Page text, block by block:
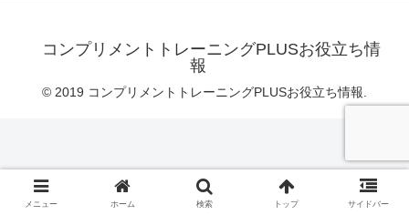
コンプリメントトレーニングPLUSお役立ち情
報
© 2019 コンプリメントトレーニングPLUSお役立ち情報.
メニュー ホーム 検索 トップ サイドバー